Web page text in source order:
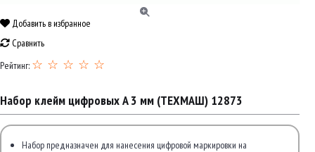
Добавить в избранное
Сравнить
Рейтинг: ☆ ☆ ☆ ☆ ☆
Набор клейм цифровых A 3 мм (ТЕХМАШ) 12873
Набор предназначен для нанесения цифровой маркировки на